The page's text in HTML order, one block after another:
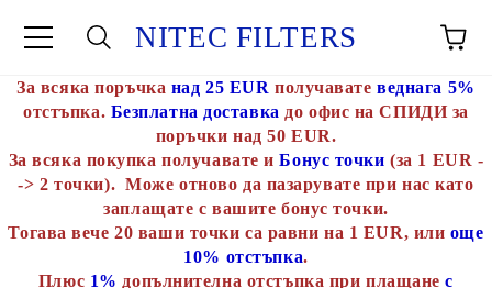
NITEC FILTERS
За всяка поръчка над 25 EUR получавате веднага 5%
отстъпка. Безплатна доставка до офис на СПИДИ за
поръчки над 50 EUR.
За всяка покупка получавате иБонус точки (за 1 EUR -
-> 2 точки). Може отново да пазарувате при нас като
заплащате с вашите бонус точки.
Тогава вече 20 ваши точки са равни на 1 EUR, или още
10% отстъпка.
Плюс 1% допълнителна отстъпка при плащанес